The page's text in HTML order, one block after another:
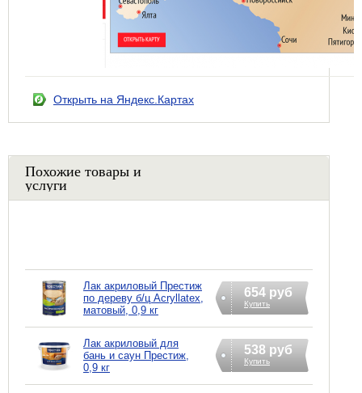
Открыть на Яндекс.Картах
Похожие товары и
услуги
Лак акриловый Престиж
по дереву б/ц Acryllatex,
матовый, 0,9 кг
654 руб
Купить
Лак акриловый для
бань и саун Престиж,
0,9 кг
538 руб
Купить